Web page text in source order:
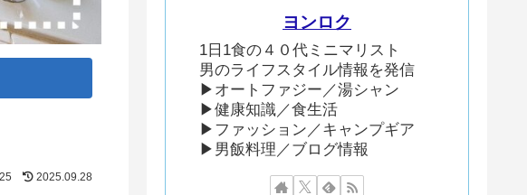
2025.09.28
ヨンロク
1日1食の４０代ミニマリスト
男のライフスタイル情報を発信
▶︎オートファジー／湯シャン
▶︎健康知識／食生活
▶︎ファッション／キャンプギア
▶︎男飯料理／ブログ情報